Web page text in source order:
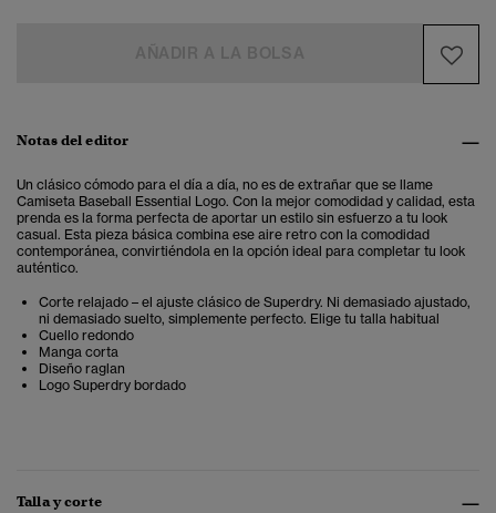
Notas del editor
Un clásico cómodo para el día a día, no es de extrañar que se llame
Camiseta Baseball Essential Logo. Con la mejor comodidad y calidad, esta
prenda es la forma perfecta de aportar un estilo sin esfuerzo a tu look
casual. Esta pieza básica combina ese aire retro con la comodidad
contemporánea, convirtiéndola en la opción ideal para completar tu look
auténtico.
Corte relajado – el ajuste clásico de Superdry. Ni demasiado ajustado,
ni demasiado suelto, simplemente perfecto. Elige tu talla habitual
Cuello redondo
Manga corta
Diseño raglan
Logo Superdry bordado
Talla y corte